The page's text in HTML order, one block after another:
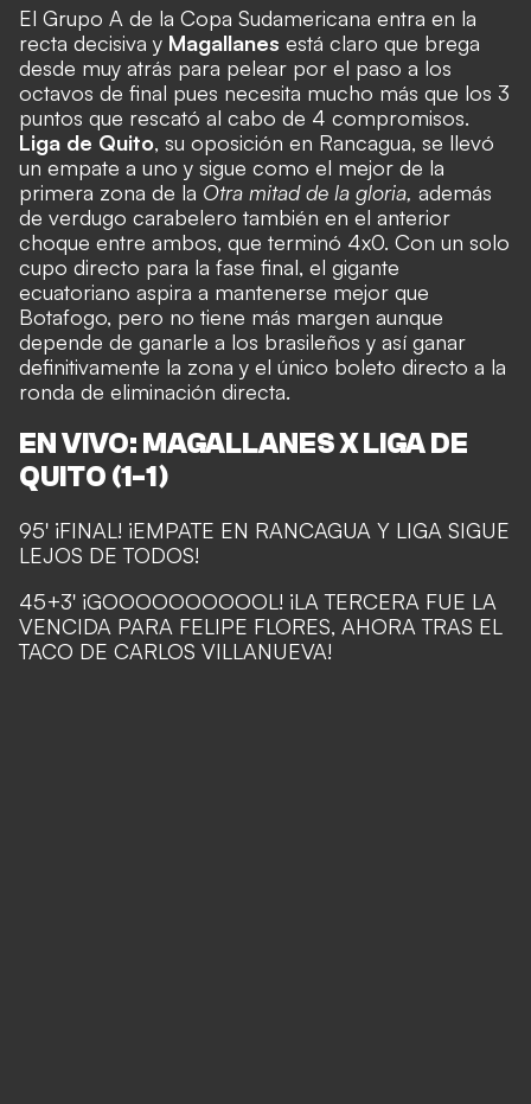
El Grupo A de la Copa Sudamericana entra en la
recta decisiva y Magallanes está claro que brega
desde muy atrás para pelear por el paso a los
octavos de final pues necesita mucho más que los 3
puntos que rescató al cabo de 4 compromisos.
Liga de Quito, su oposición en Rancagua, se llevó
un empate a uno y sigue como el mejor de la
primera zona de la Otra mitad de la gloria, además
de verdugo carabelero también en el anterior
choque entre ambos, que terminó 4x0. Con un solo
cupo directo para la fase final, el gigante
ecuatoriano aspira a mantenerse mejor que
Botafogo, pero no tiene más margen aunque
depende de ganarle a los brasileños y así ganar
definitivamente la zona y el único boleto directo a la
ronda de eliminación directa.
EN VIVO: MAGALLANES X LIGA DE
QUITO (1-1)
95' ¡FINAL! ¡EMPATE EN RANCAGUA Y LIGA SIGUE
LEJOS DE TODOS!
45+3' ¡GOOOOOOOOOOL! ¡LA TERCERA FUE LA
VENCIDA PARA FELIPE FLORES, AHORA TRAS EL
TACO DE CARLOS VILLANUEVA!